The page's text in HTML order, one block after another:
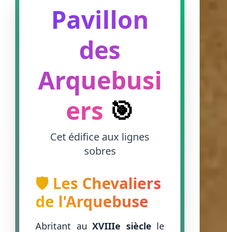
Pavillon
des
Arquebusi
ers 🎯
Cet édifice aux lignes
sobres
🛡️ Les Chevaliers
de l'Arquebuse
Abritant auXVIIIe siècle le